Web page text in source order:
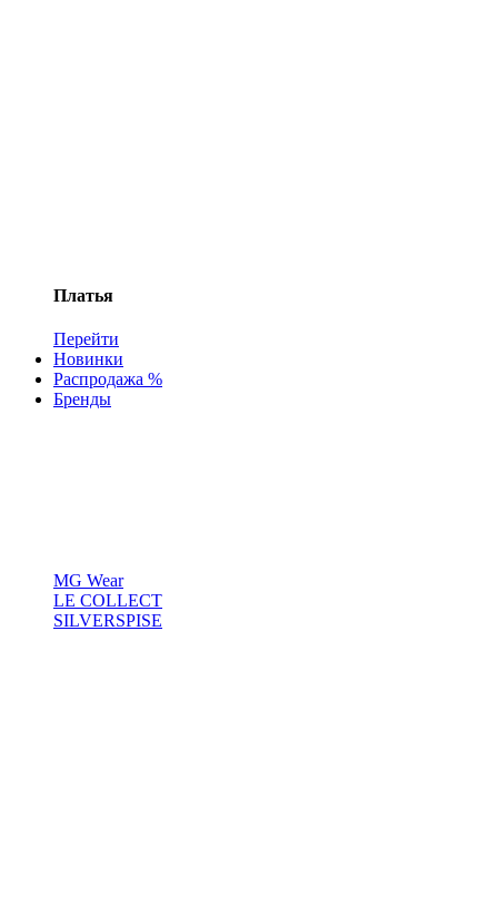
Платья
Перейти
Новинки
Распродажа %
Бренды
MG Wear
LE COLLECT
SILVERSPISE